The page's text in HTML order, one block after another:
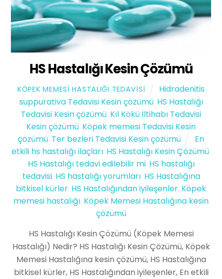
HS Hastalığı Kesin Çözümü
KÖPEK MEMESI HASTALIĞI TEDAVISI
Hidradenitis
suppurativa Tedavisi Kesin çözümü, HS Hastalığı
Tedavisi Kesin çözümü Kıl Kökü İltihabı Tedavisi
Kesin çözümü Köpek memesi Tedavisi Kesin
çözümü Ter bezleri Tedavisi Kesin çözümü
En
etkili hs hastalığı ilaçları HS Hastalığı Kesin Çözümü
HS Hastalığı tedavi edilebilir mi, HS hastalığı
tedavisi, HS hastalığı yorumları, HS Hastalığına
bitkisel kürler HS Hastalığından iyileşenler Köpek
memesi hastalığı Köpek Memesi Hastalığına kesin
çözümü
HS Hastalığı Kesin Çözümü (Köpek Memesi
Hastalığı) Nedir? HS Hastalığı Kesin Çözümü, Köpek
Memesi Hastalığına kesin çözümü, HS Hastalığına
bitkisel kürler, HS Hastalığından iyileşenler, En etkili